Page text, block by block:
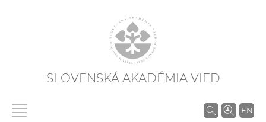
SLOVENSKÁ AKADÉMIA VIED
EN
V